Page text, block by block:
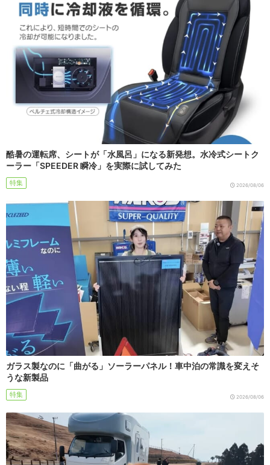
酷暑の運転席、シートが「水風呂」になる新発想。水冷式シートク
ーラー「SPEEDER 瞬冷」を実際に試してみた
特集 2026/08/06
ガラス製なのに「曲がる」ソーラーパネル！車中泊の常識を変えそ
うな新製品
特集 2026/08/06